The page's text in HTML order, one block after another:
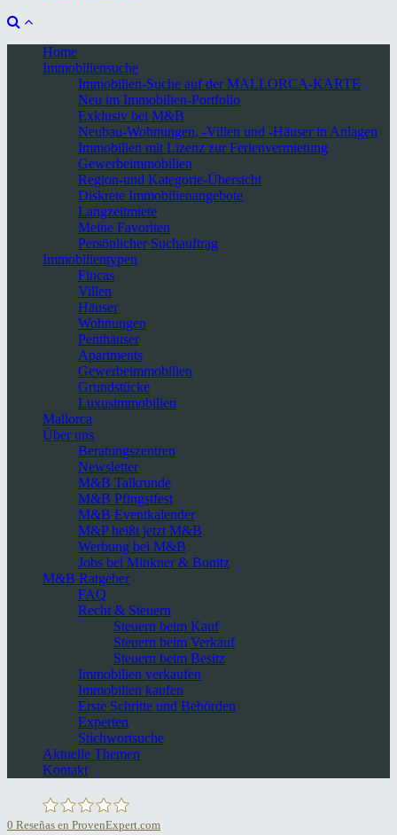
Home
Immobiliensuche
Immobilien-Suche auf der MALLORCA-KARTE
Neu im Immobilien-Portfolio
Exklusiv bei M&B
Neubau-Wohnungen, -Villen und -Häuser in Anlagen
Immobilien mit Lizenz zur Ferienvermietung
Gewerbeimmobilien
Region-und Kategorie-Übersicht
Diskrete Immobilienangebote
Langzeitmiete
Meine Favoriten
Persönlicher Suchauftrag
Immobilientypen
Fincas
Villen
Häuser
Wohnungen
Penthäuser
Apartments
Gewerbeimmobilien
Grundstücke
Luxusimmobilien
Mallorca
Über uns
Beratungszentren
Newsletter
M&B Talkrunde
M&B Pfingstfest
M&B Eventkalender
M&P heißt jetzt M&B
Werbung bei M&B
Jobs bei Minkner & Bonitz
M&B Ratgeber
FAQ
Recht & Steuern
Steuern beim Kauf
Steuern beim Verkauf
Steuern beim Besitz
Immobilien verkaufen
Immobilien kaufen
Erste Schritte und Behörden
Experten
Stichwortsuche
Aktuelle Themen
Kontakt
0 Reseñas en ProvenExpert.com